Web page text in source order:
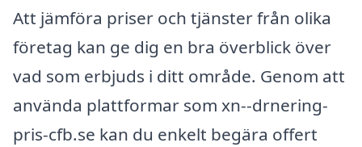
Att jämföra priser och tjänster från olika
företag kan ge dig en bra överblick över
vad som erbjuds i ditt område. Genom att
använda plattformar som xn--drnering-
pris-cfb.se kan du enkelt begära offert